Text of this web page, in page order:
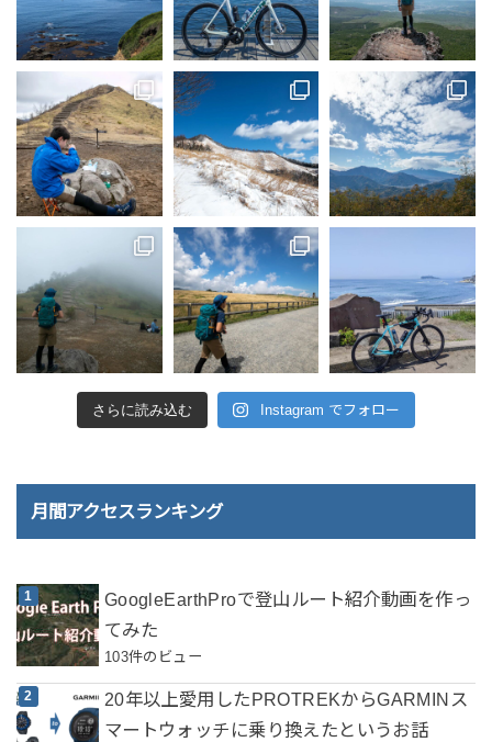
さらに読み込む Instagram でフォロー
月間アクセスランキング
GoogleEarthProで登山ルート紹介動画を作っ
てみた
103件のビュー
20年以上愛用したPROTREKからGARMINス
マートウォッチに乗り換えたというお話